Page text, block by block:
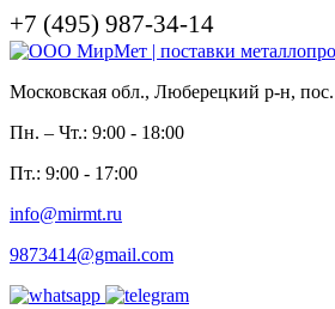
+7 (495) 987-34-14
Московская обл., Люберецкий р-н,
Пн. – Чт.: 9:00 - 18:00
Пт.: 9:00 - 17:00
info@mirmt.ru
9873414@gmail.com